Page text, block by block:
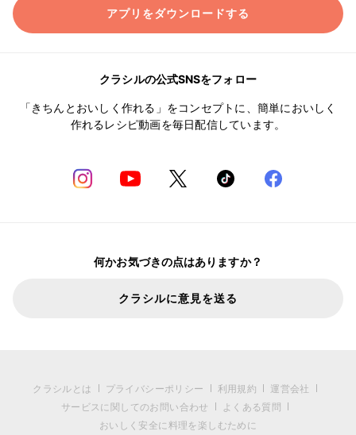
アプリをダウンロードする
クラシルの公式SNSをフォロー
「きちんとおいしく作れる」をコンセプトに、簡単においしく
作れるレシピ動画を毎日配信しています。
何かお気づきの点はありますか？
クラシルに意見を送る
クラシルとは プライバシーポリシー 利用規約
運営会社
サービスに関してのお問い合わせ
よくある質問
おいしく安全に料理を楽しむために